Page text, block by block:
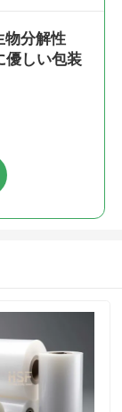
物分解性
優しい包装